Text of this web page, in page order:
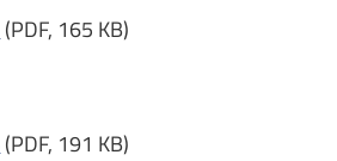
(PDF, 165 KB)
(PDF, 191 KB)